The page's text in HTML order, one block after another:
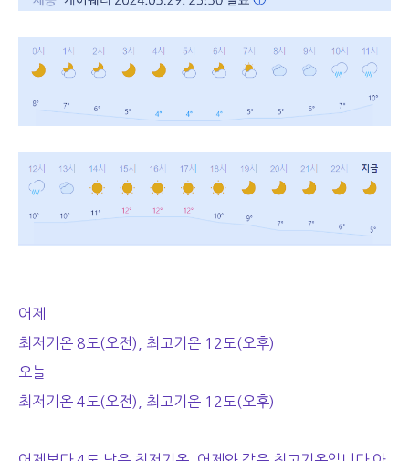
어제
최저기온 8도(오전), 최고기온 12도(오후)
오늘
최저기온 4도(오전), 최고기온 12도(오후)